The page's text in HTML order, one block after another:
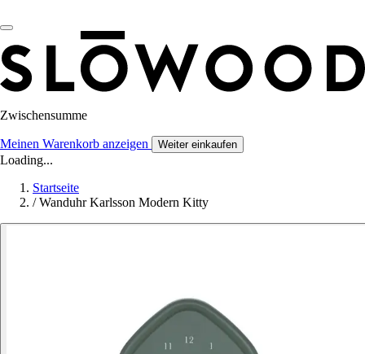
Zwischensumme
Meinen Warenkorb anzeigen Weiter einkaufen
Loading...
Startseite
/ Wanduhr Karlsson Modern Kitty